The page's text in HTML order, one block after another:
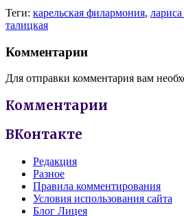
Теги: карельская филармония, лариса
талицкая
Комментарии
Для отправки комментария вам
Комментарии
ВКонтакте
Редакция
Разное
Правила комментирования
Условия использования сайта
Блог Лицея